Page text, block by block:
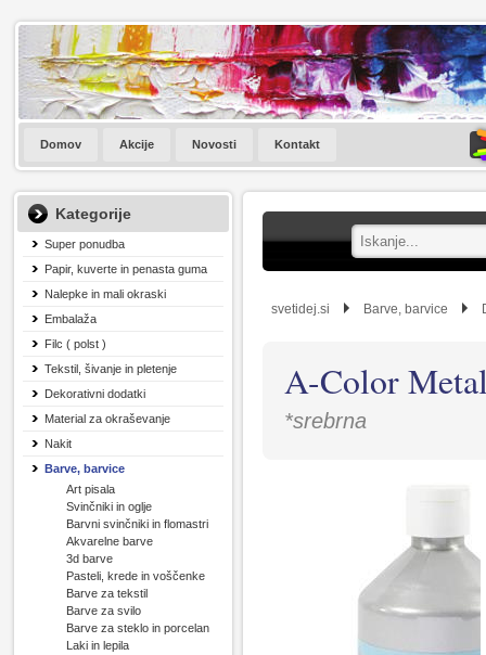
Domov Akcije Novosti Kontakt
Kategorije
Super ponudba
Papir, kuverte in penasta guma
Nalepke in mali okraski
Embalaža
Filc ( polst )
Tekstil, šivanje in pletenje
Dekorativni dodatki
Material za okraševanje
Nakit
Barve, barvice
Art pisala
Svinčniki in oglje
Barvni svinčniki in flomastri
Akvarelne barve
3d barve
Pasteli, krede in voščenke
Barve za tekstil
Barve za svilo
Barve za steklo in porcelan
Laki in lepila
svetidej.si Barve, barvice
A-Color
*srebrna